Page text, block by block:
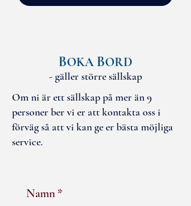
BOKA BORD
- gäller större sällskap
Om ni är ett sällskap på mer än 9
personer ber vi er att kontakta oss i
förväg så att vi kan ge er bästa möjliga
service.
Namn *